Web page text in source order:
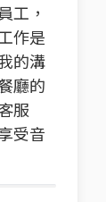
工，
作是
的溝
廳的
服
受音